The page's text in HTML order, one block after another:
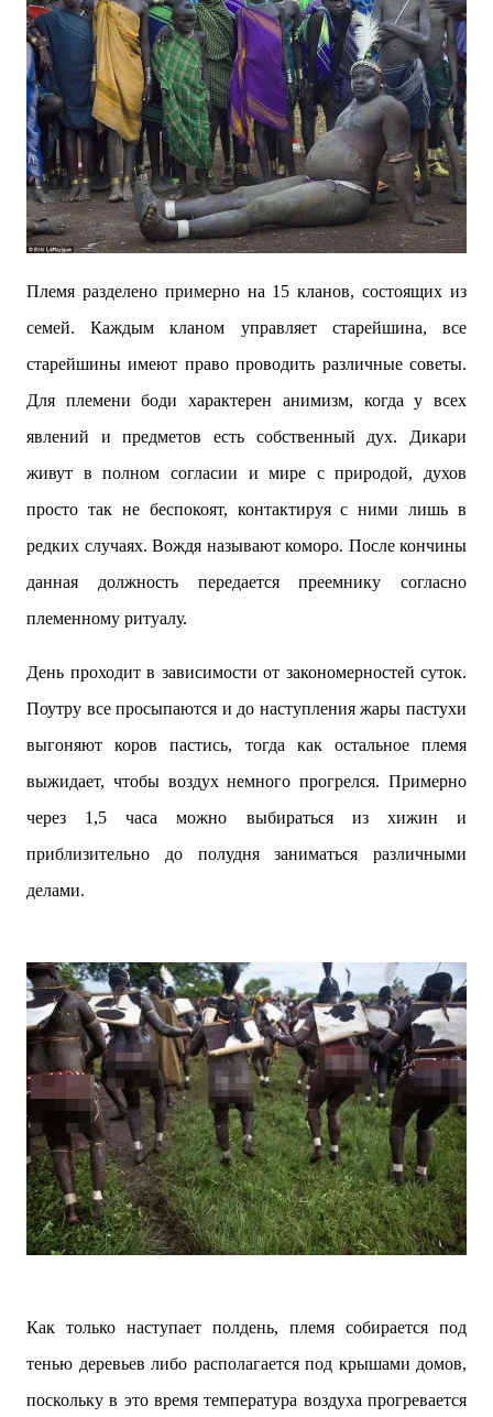
Племя разделено примерно на 15 кланов, состоящих из
семей. Каждым кланом управляет старейшина, все
старейшины имеют право проводить различные советы.
Для племени боди характерен анимизм, когда у всех
явлений и предметов есть собственный дух. Дикари
живут в полном согласии и мире с природой, духов
просто так не беспокоят, контактируя с ними лишь в
редких случаях. Вождя называют коморо. После кончины
данная должность передается преемнику согласно
племенному ритуалу.
День проходит в зависимости от закономерностей суток.
Поутру все просыпаются и до наступления жары пастухи
выгоняют коров пастись, тогда как остальное племя
выжидает, чтобы воздух немного прогрелся. Примерно
через 1,5 часа можно выбираться из хижин и
приблизительно до полудня заниматься различными
делами.
Как только наступает полдень, племя собирается под
тенью деревьев либо располагается под крышами домов,
поскольку в это время температура воздуха прогревается